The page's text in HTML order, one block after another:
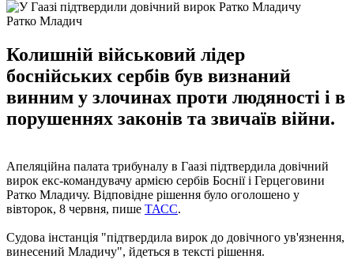
Ратко Младич
Колишній військовий лідер
боснійських сербів був визнаний
винним у злочинах проти людяності і в
порушеннях законів та звичаїв війни.
Апеляційна палата трибуналу в Гаазі підтвердила довічний
вирок екс-командувачу армією сербів Боснії і Герцеговини
Ратко Младичу. Відповідне рішення було оголошено у
вівторок, 8 червня, пише ТАСС.
Судова інстанція "підтвердила вирок до довічного ув'язнення,
винесений Младичу", йдеться в тексті рішення.